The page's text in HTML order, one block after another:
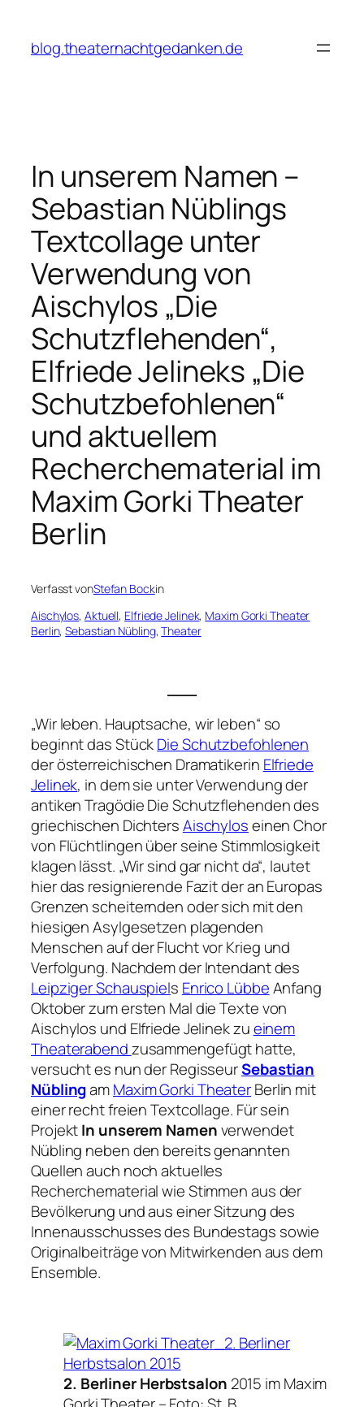
springen
blog.theaternachtgedanken.de
In unserem Namen –
Sebastian Nüblings
Textcollage unter
Verwendung von
Aischylos „Die
Schutzflehenden“,
Elfriede Jelineks „Die
Schutzbefohlenen“
und aktuellem
Recherchematerial im
Maxim Gorki Theater
Berlin
Verfasst vonStefan Bockin
Aischylos, Aktuell, Elfriede Jelinek, Maxim Gorki Theater
Berlin, Sebastian Nübling, Theater
„Wir leben. Hauptsache, wir leben“ so
beginnt das StückDie Schutzbefohlenen
der österreichischen Dramatikerin Elfriede
Jelinek, in dem sie unter Verwendung der
antiken TragödieDie Schutzflehendendes
griechischen DichtersAischyloseinen Chor
von Flüchtlingen über seine Stimmlosigkeit
klagen lässt. „Wir sind gar nicht da“, lautet
hier das resignierende Fazit der an Europas
Grenzen scheiternden oder sich mit den
hiesigen Asylgesetzen plagenden
Menschen auf der Flucht vor Krieg und
Verfolgung. Nachdem der Intendant des
Leipziger Schauspiels Enrico LübbeAnfang
Oktober zum ersten Mal die Texte von
Aischylos und Elfriede Jelinek zueinem
Theaterabendzusammengefügt hatte,
versucht es nun der RegisseurSebastian
NüblingamMaxim Gorki TheaterBerlin mit
einer recht freien Textcollage. Für sein
ProjektIn unserem Namenverwendet
Nübling neben den bereits genannten
Quellen auch noch aktuelles
Recherchematerial wie Stimmen aus der
Bevölkerung und aus einer Sitzung des
Innenausschusses des Bundestags sowie
Originalbeiträge von Mitwirkenden aus dem
Ensemble.
2. Berliner Herbstsalon 2015 im Maxim